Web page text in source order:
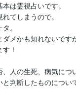
は霊視占いです。
てしまうので。
。
メかも知れないです
！
人の生死、病気につ
判断したものについ